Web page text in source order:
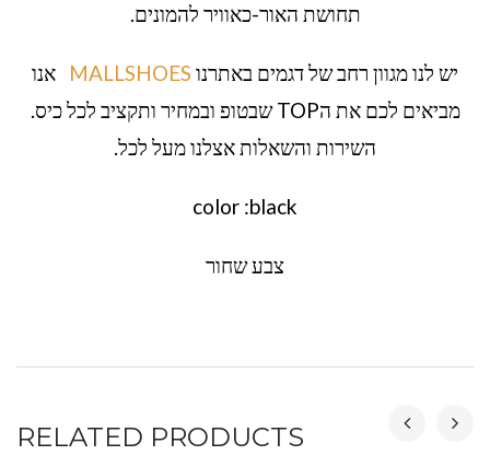
תחושת האור-כאוויר להמונים.
יש לנו מגוון רחב של דגמים באתרנו MALLSHOES אנו
מביאים לכם את הTOP שבטופ ובמחיר ותקציב לכל כיס.
השירות והשאלות אצלנו מעל לכל.
color :black
צבע שחור
RELATED PRODUCTS